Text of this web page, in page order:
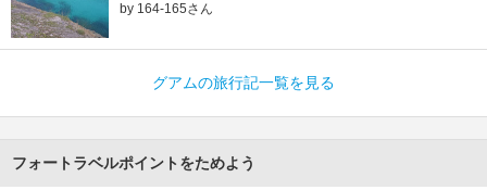
by 164-165さん
グアムの旅行記一覧を見る
フォートラベルポイントをためよう